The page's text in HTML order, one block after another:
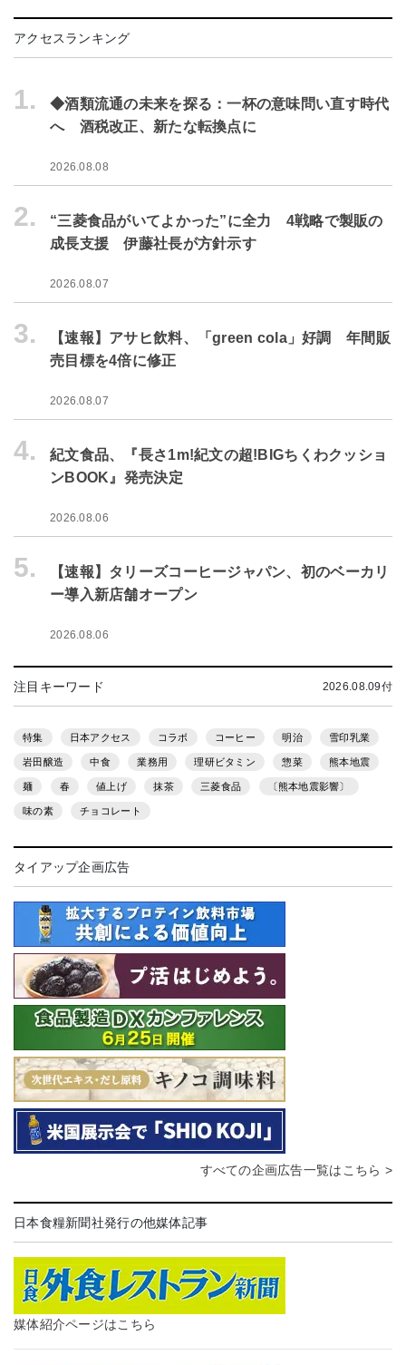
アクセスランキング
1.
◆酒類流通の未来を探る：一杯の意味問い直す時代
へ 酒税改正、新たな転換点に
2026.08.08
2.
“三菱食品がいてよかった”に全力 4戦略で製販の
成長支援 伊藤社長が方針示す
2026.08.07
3.
【速報】アサヒ飲料、「green cola」好調 年間販
売目標を4倍に修正
2026.08.07
4.
紀文食品、『長さ1m!紀文の超!BIGちくわクッショ
ンBOOK』発売決定
2026.08.06
5.
【速報】タリーズコーヒージャパン、初のベーカリ
ー導入新店舗オープン
2026.08.06
注目キーワード 2026.08.09付
特集 日本アクセス コラボ コーヒー 明治 雪印乳業
岩田醸造 中食 業務用 理研ビタミン 惣菜 熊本地震
麺 春 値上げ 抹茶 三菱食品 〔熊本地震影響〕
味の素 チョコレート
タイアップ企画広告
すべての企画広告一覧はこちら >
日本食糧新聞社発行の他媒体記事
媒体紹介ページはこちら